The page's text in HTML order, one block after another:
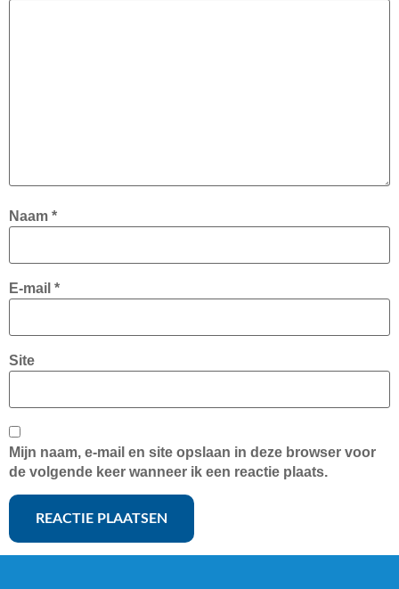
Naam *
E-mail *
Site
Mijn naam, e-mail en site opslaan in deze browser voor
de volgende keer wanneer ik een reactie plaats.